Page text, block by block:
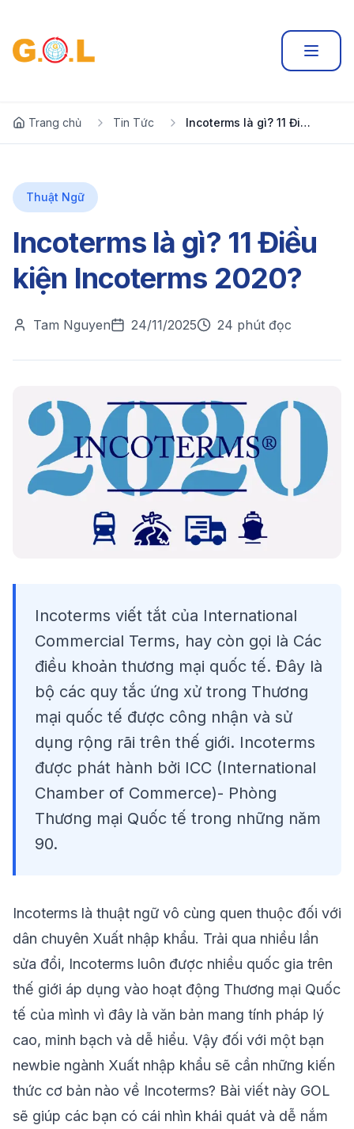
Trang chủ Tin Tức Incoterms là gì? 11 Điều kiện Incoterms 2020?
Thuật Ngữ
Incoterms là gì? 11 Điều
kiện Incoterms 2020?
Tam Nguyen 24/11/2025 24 phút đọc
Incoterms viết tắt của International
Commercial Terms, hay còn gọi là Các
điều khoản thương mại quốc tế. Đây là
bộ các quy tắc ứng xử trong Thương
mại quốc tế được công nhận và sử
dụng rộng rãi trên thế giới. Incoterms
được phát hành bởi ICC (International
Chamber of Commerce)- Phòng
Thương mại Quốc tế trong những năm
90.
Incoterms là thuật ngữ vô cùng quen thuộc đối với
dân chuyên Xuất nhập khẩu. Trải qua nhiều lần
sửa đổi, Incoterms luôn được nhiều quốc gia trên
thế giới áp dụng vào hoạt động Thương mại Quốc
tế của mình vì đây là văn bản mang tính pháp lý
cao, minh bạch và dễ hiểu. Vậy đối với một bạn
newbie ngành Xuất nhập khẩu sẽ cần những kiến
thức cơ bản nào về Incoterms? Bài viết này GOL
sẽ giúp các bạn có cái nhìn khái quát và dễ nắm